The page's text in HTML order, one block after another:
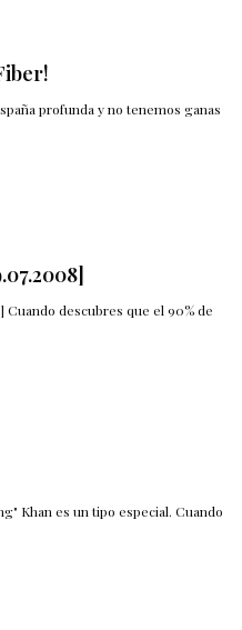
profunda y no tenemos ganas
Cuando descubres que el 90% de
Khan es un tipo especial. Cuando